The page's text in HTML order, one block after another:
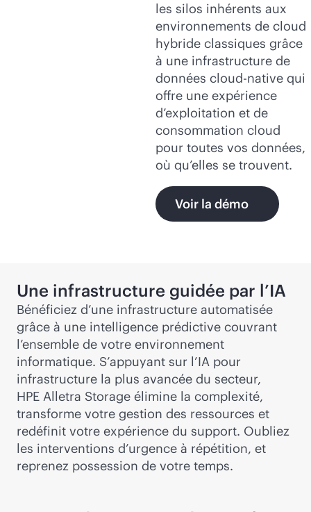
les silos inhérents aux
environnements de cloud
hybride classiques grâce
à une infrastructure de
données cloud-native qui
offre une expérience
d’exploitation et de
consommation cloud
pour toutes vos données,
où qu’elles se trouvent.
Voir la démo
Une infrastructure guidée par l’IA
Bénéficiez d’une infrastructure automatisée
grâce à une intelligence prédictive couvrant
l’ensemble de votre environnement
informatique. S’appuyant sur l’IA pour
infrastructure la plus avancée du secteur,
HPE Alletra Storage élimine la complexité,
transforme votre gestion des ressources et
redéfinit votre expérience du support. Oubliez
les interventions d’urgence à répétition, et
reprenez possession de votre temps.